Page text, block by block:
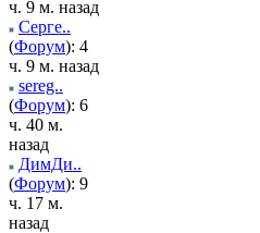
ч. 9 м. назад
Серге..
(Форум): 4
ч. 9 м. назад
sereg..
(Форум): 6
ч. 40 м.
назад
ДимДи..
(Форум): 9
ч. 17 м.
назад